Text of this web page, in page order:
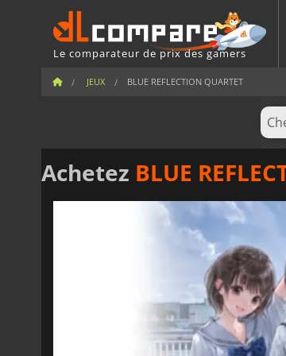
Le comparateur de prix des gamers
JEUX BLUE REFLECTION QUARTET
Achetez BLUE